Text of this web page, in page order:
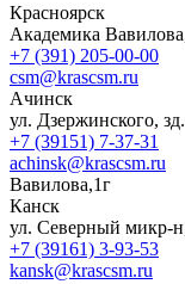
Красноярск
Академика
+7 (391) 205-00-00
csm@krascsm.ru
Ачинск
ул. Дзержинского,
+7 (39151) 7-37-31
achinsk@krascsm.ru
Вавилова,1г
Канск
ул. Северный микр-
+7 (39161) 3-93-53
kansk@krascsm.ru